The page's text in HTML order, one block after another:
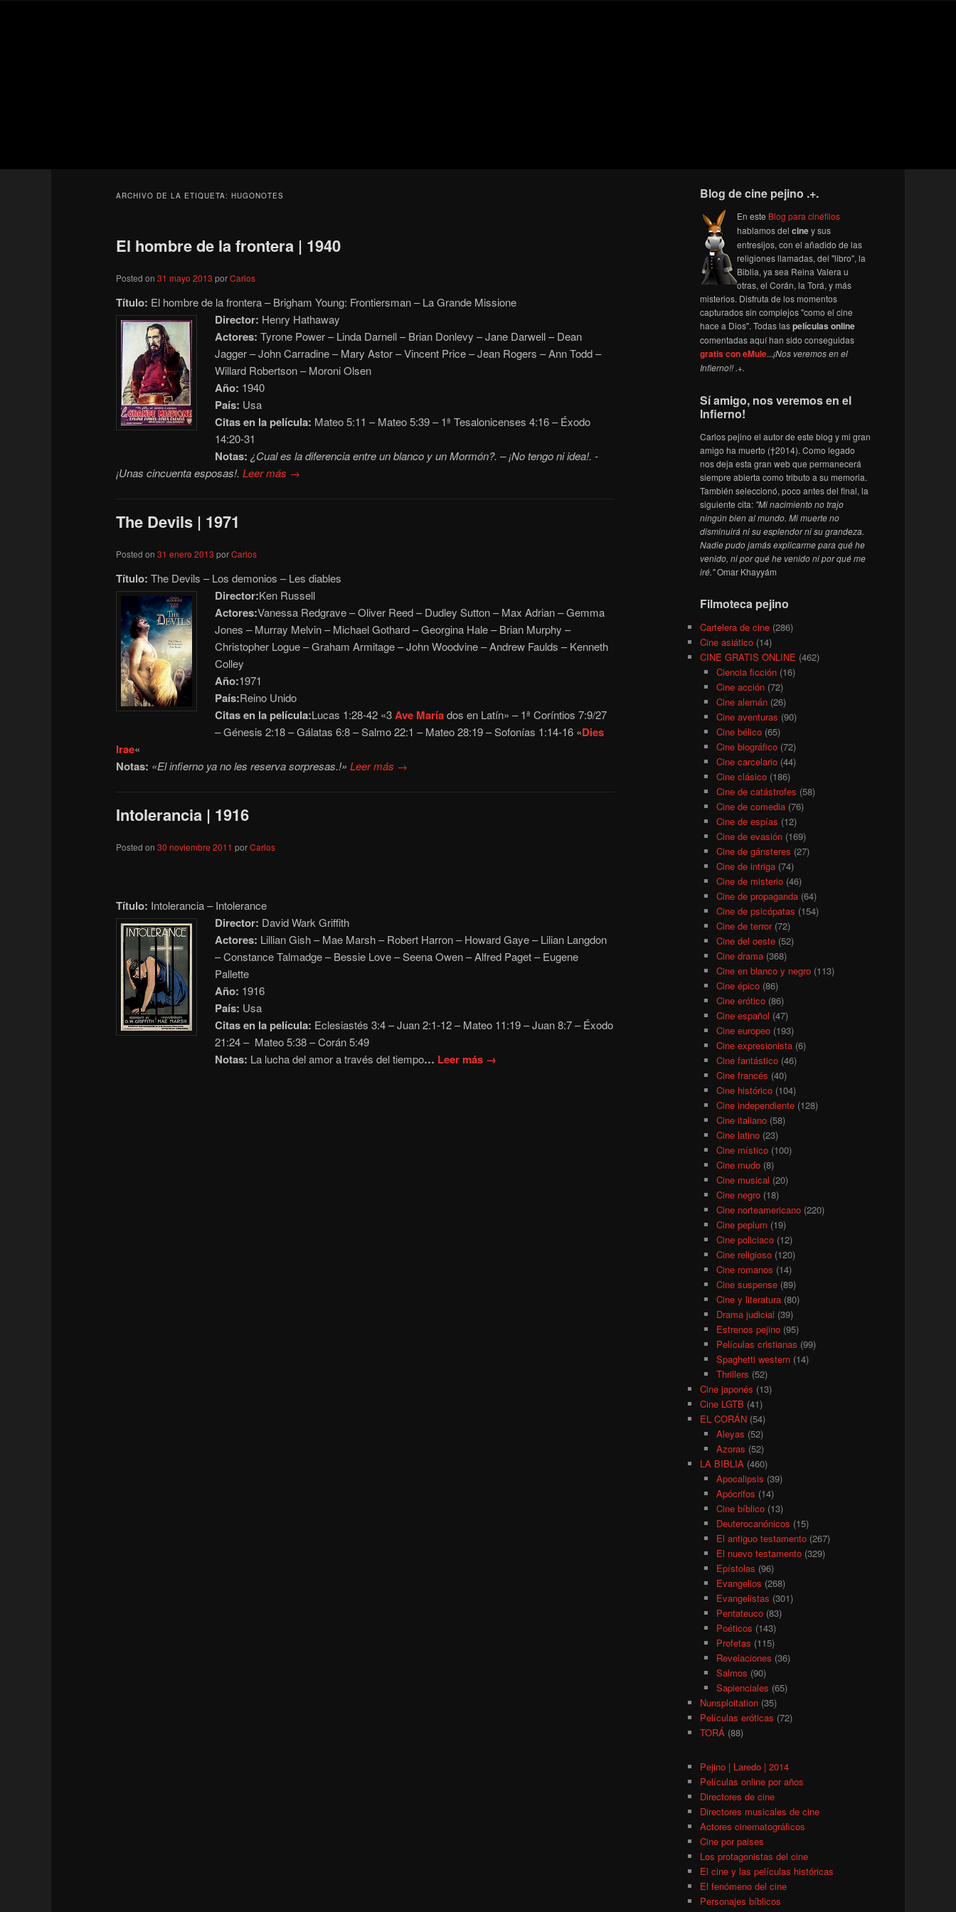
ARCHIVO DE LA ETIQUETA:HUGONOTES
El hombre de la frontera | 1940
Posted on31 mayo 2013 porCarlos
Título: El hombre de la frontera – Brigham Young: Frontiersman – La Grande Missione
Director: Henry Hathaway
Actores: Tyrone Power – Linda Darnell – Brian Donlevy – Jane Darwell – Dean
Jagger – John Carradine – Mary Astor – Vincent Price – Jean Rogers – Ann Todd –
Willard Robertson – Moroni Olsen
Año: 1940
País: Usa
Citas en la película: Mateo 5:11 – Mateo 5:39 – 1ª Tesalonicenses 4:16 – Éxodo
14:20-31
Notas: ¿Cual es la diferencia entre un blanco y un Mormón?. – ¡No tengo ni idea!. -
¡Unas cincuenta esposas!.Leer más →
The Devils | 1971
Posted on31 enero 2013 porCarlos
Título:The Devils – Los demonios – Les diables
Director:Ken Russell
Actores:Vanessa Redgrave – Oliver Reed – Dudley Sutton – Max Adrian – Gemma
Jones – Murray Melvin – Michael Gothard – Georgina Hale – Brian Murphy –
Christopher Logue – Graham Armitage – John Woodvine – Andrew Faulds – Kenneth
Colley
Año:1971
País:Reino Unido
Citas en la película:Lucas 1:28-42 «3Ave Maríados en Latín» – 1ª Coríntios 7:9/27
– Génesis 2:18 – Gálatas 6:8 – Salmo 22:1 – Mateo 28:19 – Sofonías 1:14-16 «Dies
Irae«
Notas: «El infierno ya no les reserva sorpresas.!»Leer más →
Intolerancia | 1916
Posted on30 noviembre 2011 porCarlos
Título: Intolerancia – Intolerance
Director: David Wark Griffith
Actores: Lillian Gish – Mae Marsh – Robert Harron – Howard Gaye – Lilian Langdon
– Constance Talmadge – Bessie Love – Seena Owen – Alfred Paget – Eugene
Pallette
Año: 1916
País: Usa
Citas en la película: Eclesiastés 3:4 – Juan 2:1-12 – Mateo 11:19 – Juan 8:7 – Éxodo
21:24 – Mateo 5:38 – Corán 5:49
Notas: La lucha del amor a través del tiempo… Leer más →
Blog de cine pejino .+.
En este Blog para cinéfilos
hablamos del ciney sus
entresijos, con el añadido de las
religiones llamadas, del "libro", la
Biblia, ya sea Reina Valera u
otras, el Corán, la Torá, y más
misterios. Disfruta de los momentos
capturados sin complejos "como el cine
hace a Dios". Todas laspelículas online
comentadas aquí han sido conseguidas
gratis con eMule...¡Nos veremos en el
Infierno!! .+.
Sí amigo, nos veremos en el
Infierno!
Carlos pejino el autor de este blog y mi gran
amigo ha muerto (†2014). Como legado
nos deja esta gran web que permanecerá
siempre abierta como tributo a su memoria.
También seleccionó, poco antes del final, la
siguiente cita: "Mi nacimiento no trajo
ningún bien al mundo. Mi muerte no
disminuirá ni su esplendor ni su grandeza.
Nadie pudo jamás explicarme para qué he
venido, ni por qué he venido ni por qué me
iré."Omar Khayyám
Filmoteca pejino
Cartelera de cine (286)
Cine asiático (14)
CINE GRATIS ONLINE (462)
Ciencia ficción(16)
Cine acción(72)
Cine alemán(26)
Cine aventuras (90)
Cine bélico(65)
Cine biográfico(72)
Cine carcelario(44)
Cine clásico(186)
Cine de catástrofes (58)
Cine de comedia(76)
Cine de espías (12)
Cine de evasión(169)
Cine de gánsteres (27)
Cine de intriga(74)
Cine de misterio(46)
Cine de propaganda(64)
Cine de psicópatas (154)
Cine de terror(72)
Cine del oeste(52)
Cine drama(368)
Cine en blanco y negro(113)
Cine épico(86)
Cine erótico(86)
Cine español (47)
Cine europeo(193)
Cine expresionista(6)
Cine fantástico(46)
Cine francés (40)
Cine histórico(104)
Cine independiente(128)
Cine italiano(58)
Cine latino(23)
Cine místico(100)
Cine mudo(8)
Cine musical (20)
Cine negro(18)
Cine norteamericano(220)
Cine peplum (19)
Cine policiaco(12)
Cine religioso(120)
Cine romanos (14)
Cine suspense(89)
Cine y literatura(80)
Drama judicial (39)
Estrenos pejino(95)
Películas cristianas (99)
Spaghetti western(14)
Thrillers (52)
Cine japonés (13)
Cine LGTB (41)
EL CORÁN (54)
Aleyas (52)
Azoras (52)
LA BIBLIA (460)
Apocalipsis (39)
Apócrifos (14)
Cine bíblico(13)
Deuterocanónicos (15)
El antiguo testamento(267)
El nuevo testamento(329)
Epístolas (96)
Evangelios (268)
Evangelistas (301)
Pentateuco(83)
Poéticos (143)
Profetas (115)
Revelaciones (36)
Salmos (90)
Sapienciales (65)
Nunsploitation (35)
Películas eróticas (72)
TORÁ (88)
Pejino | Laredo | 2014
Películas online por años
Directores de cine
Directores musicales de cine
Actores cinematográficos
Cine por paises
Los protagonistas del cine
El cine y las películas históricas
El fenómeno del cine
Personajes bíblicos